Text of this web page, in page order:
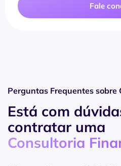
Fale
Perguntas Frequentes sobre
Está com
contratar uma
Consultoria